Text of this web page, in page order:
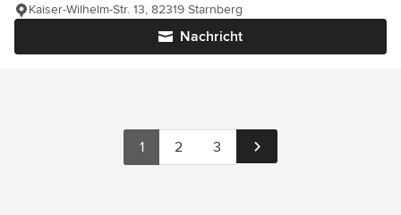
Nachricht
Kaiser-Wilhelm-Str. 13, 82319 Starnberg
1 2 3